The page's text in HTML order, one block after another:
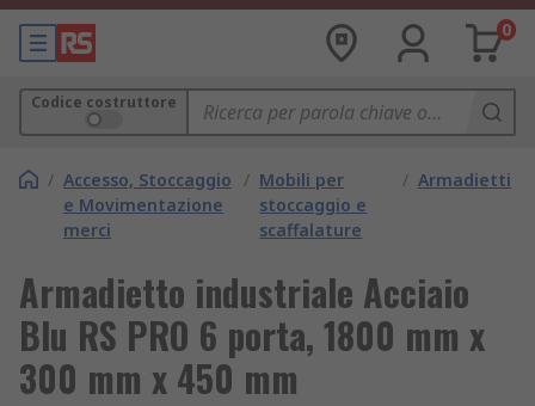
0
Codice costruttore
/ Accesso, Stoccaggio
e Movimentazione
merci
/ Mobili per
stoccaggio e
scaffalature
/ Armadietti
Armadietto industriale Acciaio
Blu RS PRO 6 porta, 1800 mm x
300 mm x 450 mm